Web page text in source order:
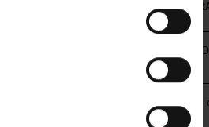
sulla tua posizione
di qualche
dispositivo, scansionandolo
Ospedale Civile Maggiore -
Gastroenterologia A (5801)
Policlinico "G.B. Rossi" - U.O.